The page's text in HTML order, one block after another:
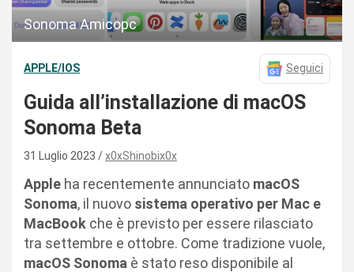
Sonoma Amicopc
APPLE/IOS Seguici
Guida all’installazione di macOS
Sonoma Beta
31 Luglio 2023 x0xShinobix0x
Apple ha recentemente annunciato macOS
Sonoma, il nuovo sistema operativo per Mac e
MacBook che è previsto per essere rilasciato
tra settembre e ottobre. Come tradizione vuole,
macOS Sonoma è stato reso disponibile al